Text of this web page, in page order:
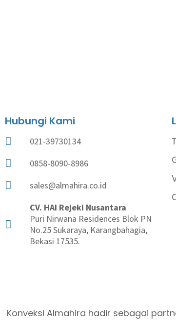
Hubungi Kami
021-39730134
0858-8090-8986
sales@almahira.co.id
CV. HAI Rejeki Nusantara
Puri Nirwana Residences Blok PN
No.25 Sukaraya, Karangbahagia,
Bekasi 17535.
Konveksi Almahira hadir sebagai